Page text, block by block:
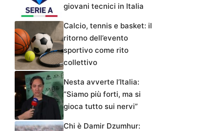
giovani tecnici in Italia
Calcio, tennis e basket: il
ritorno dell’evento
sportivo come rito
collettivo
Nesta avverte l’Italia:
“Siamo più forti, ma si
gioca tutto sui nervi”
Chi è Damir Dzumhur: